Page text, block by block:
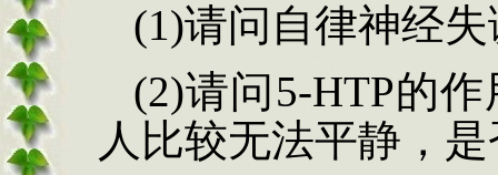
(1)请问自律神经
(2)请问5-HTP的
人比较无法平静，